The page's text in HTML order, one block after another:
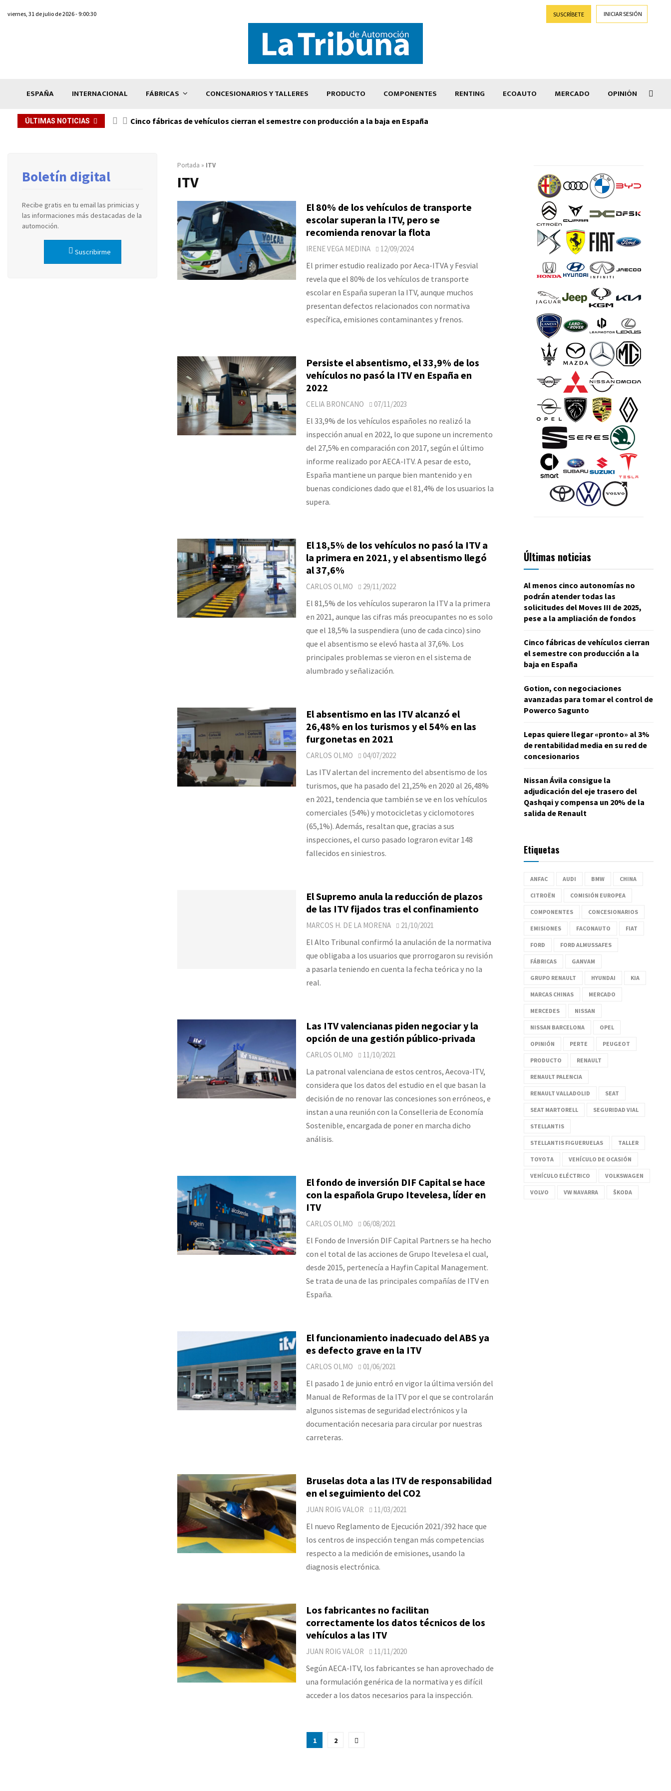
viernes, 31 de julio de 2026 - 9:00:30 SUSCRÍBETE INICIAR SESIÓN
ESPAÑA INTERNACIONAL FÁBRICAS CONCESIONARIOS Y TALLERES PRODUCTO COMPONENTES RENTING ECOAUTO MERCADO OPINIÓN
ÚLTIMAS NOTICIAS Cinco fábricas de vehículos cierran el semestre con producción a la baja en España
Portada » ITV
ITV
El 80% de los vehículos de transporte
escolar superan la ITV, pero se
recomienda renovar la flota
IRENE VEGA MEDINA 12/09/2024
El primer estudio realizado por Aeca-ITVA y Fesvial
revela que el 80% de los vehículos de transporte
escolar en España superan la ITV, aunque muchos
presentan defectos relacionados con normativa
específica, emisiones contaminantes y frenos.
Persiste el absentismo, el 33,9% de los
vehículos no pasó la ITV en España en
2022
CELIA BRONCANO 07/11/2023
El 33,9% de los vehículos españoles no realizó la
inspección anual en 2022, lo que supone un incremento
del 27,5% en comparación con 2017, según el último
informe realizado por AECA-ITV. A pesar de esto,
España mantiene un parque bien mantenido y en
buenas condiciones dado que el 81,4% de los usuarios la
supera.
El 18,5% de los vehículos no pasó la ITV a
la primera en 2021, y el absentismo llegó
al 37,6%
CARLOS OLMO 29/11/2022
El 81,5% de los vehículos superaron la ITV a la primera
en 2021, aunque las cifras más preocupantes no es solo
que el 18,5% la suspendiera (uno de cada cinco) sino
que el absentismo se elevó hasta al 37,6%. Los
principales problemas se vieron en el sistema de
alumbrado y señalización.
El absentismo en las ITV alcanzó el
26,48% en los turismos y el 54% en las
furgonetas en 2021
CARLOS OLMO 04/07/2022
Las ITV alertan del incremento del absentismo de los
turismos, que ha pasado del 21,25% en 2020 al 26,48%
en 2021, tendencia que también se ve en los vehículos
comerciales (54%) y motocicletas y ciclomotores
(65,1%). Además, resaltan que, gracias a sus
inspecciones, el curso pasado lograron evitar 148
fallecidos en siniestros.
El Supremo anula la reducción de plazos
de las ITV fijados tras el confinamiento
MARCOS H. DE LA MORENA 21/10/2021
El Alto Tribunal confirmó la anulación de la normativa
que obligaba a los usuarios que prorrogaron su revisión
a pasarla teniendo en cuenta la fecha teórica y no la
real.
Las ITV valencianas piden negociar y la
opción de una gestión público-privada
CARLOS OLMO 11/10/2021
La patronal valenciana de estos centros, Aecova-ITV,
considera que los datos del estudio en el que basan la
decisión de no renovar las concesiones son erróneos, e
instan a una reunión con la Conselleria de Economía
Sostenible, encargada de poner en marcha dicho
análisis.
El fondo de inversión DIF Capital se hace
con la española Grupo Itevelesa, líder en
ITV
CARLOS OLMO 06/08/2021
El Fondo de Inversión DIF Capital Partners se ha hecho
con el total de las acciones de Grupo Itevelesa el cual,
desde 2015, pertenecía a Hayfin Capital Management.
Se trata de una de las principales compañías de ITV en
España.
El funcionamiento inadecuado del ABS ya
es defecto grave en la ITV
CARLOS OLMO 01/06/2021
El pasado 1 de junio entró en vigor la última versión del
Manual de Reformas de la ITV por el que se controlarán
algunos sistemas de seguridad electrónicos y la
documentación necesaria para circular por nuestras
carreteras.
Bruselas dota a las ITV de responsabilidad
en el seguimiento del CO2
JUAN ROIG VALOR 11/03/2021
El nuevo Reglamento de Ejecución 2021/392 hace que
los centros de inspección tengan más competencias
respecto a la medición de emisiones, usando la
diagnosis electrónica.
Los fabricantes no facilitan
correctamente los datos técnicos de los
vehículos a las ITV
JUAN ROIG VALOR 11/11/2020
Según AECA-ITV, los fabricantes se han aprovechado de
una formulación genérica de la normativa y es difícil
acceder a los datos necesarios para la inspección.
1 2
Boletín digital
Recibe gratis en tu email las primicias y
las informaciones más destacadas de la
automoción.
Suscribirme
Últimas noticias
Al menos cinco autonomías no
podrán atender todas las
solicitudes del Moves III de 2025,
pese a la ampliación de fondos
Cinco fábricas de vehículos cierran
el semestre con producción a la
baja en España
Gotion, con negociaciones
avanzadas para tomar el control de
Powerco Sagunto
Lepas quiere llegar «pronto» al 3%
de rentabilidad media en su red de
concesionarios
Nissan Ávila consigue la
adjudicación del eje trasero del
Qashqai y compensa un 20% de la
salida de Renault
Etiquetas
ANFAC AUDI BMW CHINA
CITROËN COMISIÓN EUROPEA
COMPONENTES CONCESIONARIOS
EMISIONES FACONAUTO FIAT
FORD FORD ALMUSSAFES
FÁBRICAS GANVAM
GRUPO RENAULT HYUNDAI KIA
MARCAS CHINAS MERCADO
MERCEDES NISSAN
NISSAN BARCELONA OPEL
OPINIÓN PERTE PEUGEOT
PRODUCTO RENAULT
RENAULT PALENCIA
RENAULT VALLADOLID SEAT
SEAT MARTORELL SEGURIDAD VIAL
STELLANTIS
STELLANTIS FIGUERUELAS TALLER
TOYOTA VEHÍCULO DE OCASIÓN
VEHÍCULO ELÉCTRICO VOLKSWAGEN
VOLVO VW NAVARRA ŠKODA